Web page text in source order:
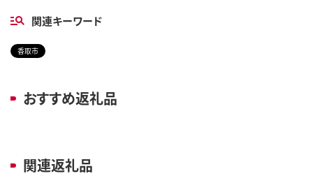
関連キーワード
香取市
おすすめ返礼品
関連返礼品